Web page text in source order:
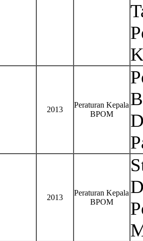
2013
Peraturan Kepala
BPOM
2013
Peraturan Kepala
BPOM